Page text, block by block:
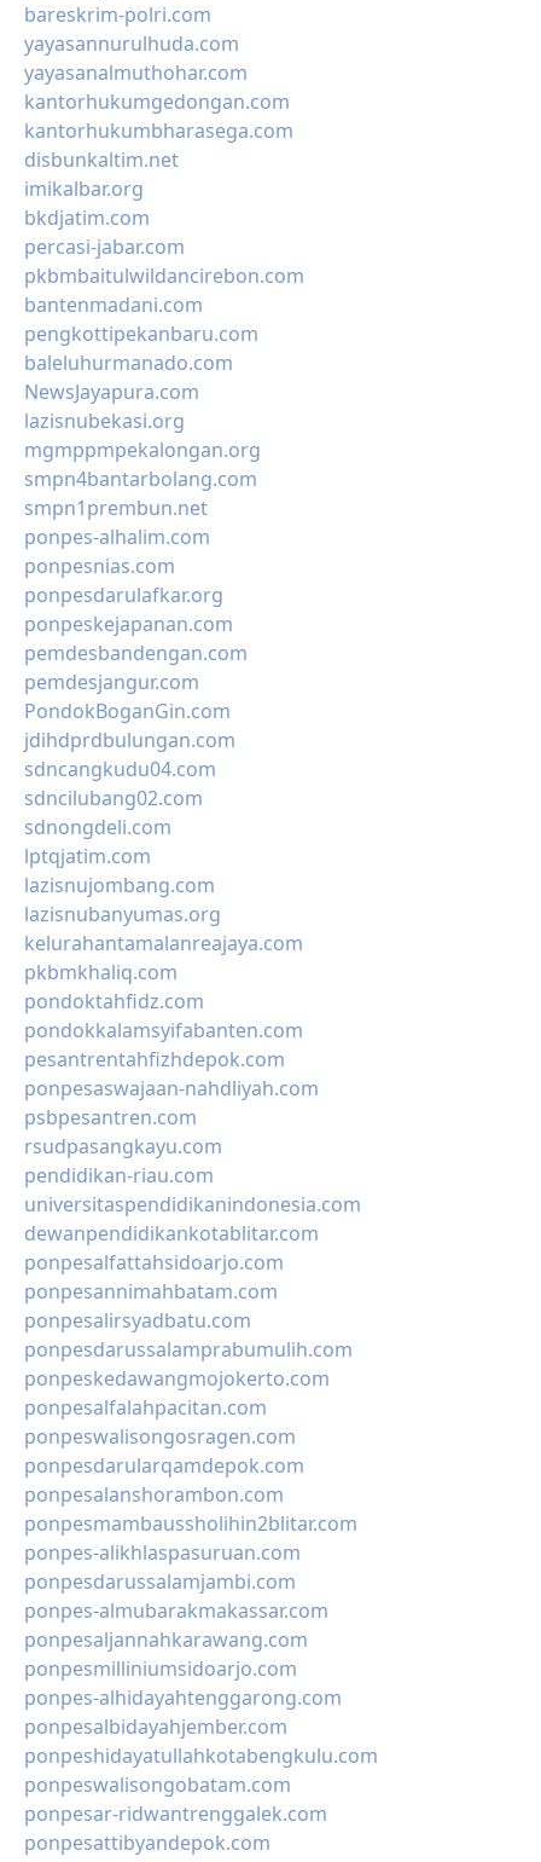
bareskrim-polri.com
yayasannurulhuda.com
yayasanalmuthohar.com
kantorhukumgedongan.com
kantorhukumbharasega.com
disbunkaltim.net
imikalbar.org
bkdjatim.com
percasi-jabar.com
pkbmbaitulwildancirebon.com
bantenmadani.com
pengkottipekanbaru.com
baleluhurmanado.com
NewsJayapura.com
lazisnubekasi.org
mgmppmpekalongan.org
smpn4bantarbolang.com
smpn1prembun.net
ponpes-alhalim.com
ponpesnias.com
ponpesdarulafkar.org
ponpeskejapanan.com
pemdesbandengan.com
pemdesjangur.com
PondokBoganGin.com
jdihdprdbulungan.com
sdncangkudu04.com
sdncilubang02.com
sdnongdeli.com
lptqjatim.com
lazisnujombang.com
lazisnubanyumas.org
kelurahantamalanreajaya.com
pkbmkhaliq.com
pondoktahfidz.com
pondokkalamsyifabanten.com
pesantrentahfizhdepok.com
ponpesaswajaan-nahdliyah.com
psbpesantren.com
rsudpasangkayu.com
pendidikan-riau.com
universitaspendidikanindonesia.com
dewanpendidikankotablitar.com
ponpesalfattahsidoarjo.com
ponpesannimahbatam.com
ponpesalirsyadbatu.com
ponpesdarussalamprabumulih.com
ponpeskedawangmojokerto.com
ponpesalfalahpacitan.com
ponpeswalisongosragen.com
ponpesdarularqamdepok.com
ponpesalanshorambon.com
ponpesmambaussholihin2blitar.com
ponpes-alikhlaspasuruan.com
ponpesdarussalamjambi.com
ponpes-almubarakmakassar.com
ponpesaljannahkarawang.com
ponpesmilliniumsidoarjo.com
ponpes-alhidayahtenggarong.com
ponpesalbidayahjember.com
ponpeshidayatullahkotabengkulu.com
ponpeswalisongobatam.com
ponpesar-ridwantrenggalek.com
ponpesattibyandepok.com